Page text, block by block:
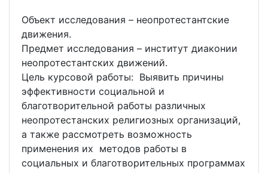
Объект исследования – неопротестантские
движения.
Предмет исследования – институт диаконии
неопротестантских движений.
Цель курсовой работы: Выявить причины
эффективности социальной и
благотворительной работы различных
неопротестанских религиозных организаций,
а также рассмотреть возможность
применения их методов работы в
социальных и благотворительных программах